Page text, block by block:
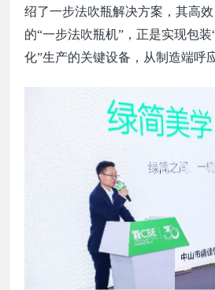
绍了一步法吹瓶解决方案，其高
的“一步法吹瓶机”，正是实现包装
化”生产的关键设备，从制造端呼